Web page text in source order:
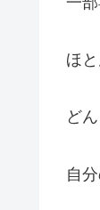
ほ
ど
自